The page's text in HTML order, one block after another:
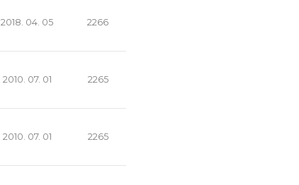
2018. 04. 05 2266
2010. 07. 01 2265
2010. 07. 01 2265